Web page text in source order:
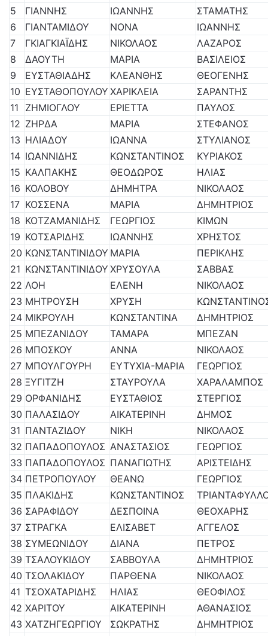
5
ΓΙΑΝΝΗΣ ΙΩΑΝΝΗΣ
ΣΤΑΜΑΤΗΣ
6
ΓΙΑΝΤΑΜΙΔΟΥ ΝΟΝΑ
ΙΩΑΝΝΗΣ
7
ΓΚΙΑΓΚΙΑΪΔΗΣ ΝΙΚΟΛΑΟΣ
ΛΑΖΑΡΟΣ
8
ΔΑΟΥΤΗ ΜΑΡΙΑ
ΒΑΣΙΛΕΙΟΣ
9
ΕΥΣΤΑΘΙΑΔΗΣ ΚΛΕΑΝΘΗΣ
ΘΕΟΓΕΝΗΣ
10 ΕΥΣΤΑΘΟΠΟΥΛΟΥ ΧΑΡΙΚΛΕΙΑ
ΣΑΡΑΝΤΗΣ
11
ΖΗΜΙΟΓΛΟΥ ΕΡΙΕΤΤΑ
ΠΑΥΛΟΣ
12 ΖΗΡΔΑ ΜΑΡΙΑ
ΣΤΕΦΑΝΟΣ
13 ΗΛΙΑΔΟΥ ΙΩΑΝΝΑ
ΣΤΥΛΙΑΝΟΣ
14 ΙΩΑΝΝΙΔΗΣ ΚΩΝΣΤΑΝΤΙΝΟΣ
ΚΥΡΙΑΚΟΣ
15 ΚΑΛΠΑΚΗΣ ΘΕΟΔΩΡΟΣ
ΗΛΙΑΣ
16 ΚΟΛΟΒΟΥ ΔΗΜΗΤΡΑ
ΝΙΚΟΛΑΟΣ
17 ΚΟΣΣΕΝΑ ΜΑΡΙΑ
ΔΗΜΗΤΡΙΟΣ
18 ΚΟΤΖΑΜΑΝΙΔΗΣ ΓΕΩΡΓΙΟΣ
ΚΙΜΩΝ
19 ΚΟΤΣΑΡΙΔΗΣ ΙΩΑΝΝΗΣ
ΧΡΗΣΤΟΣ
20 ΚΩΝΣΤΑΝΤΙΝΙΔΟΥ ΜΑΡΙΑ
ΠΕΡΙΚΛΗΣ
21 ΚΩΝΣΤΑΝΤΙΝΙΔΟΥ ΧΡΥΣΟΥΛΑ
ΣΑΒΒΑΣ
22 ΛΟΗ ΕΛΕΝΗ
ΝΙΚΟΛΑΟΣ
23 ΜΗΤΡΟΥΣΗ ΧΡΥΣΗ
24 ΜΙΚΡΟΥΛΗ ΚΩΝΣΤΑΝΤΙΝΑ
ΔΗΜΗΤΡΙΟΣ
25 ΜΠΕΖΑΝΙΔΟΥ ΤΑΜΑΡΑ
ΜΠΕΖΑΝ
26 ΜΠΟΣΚΟΥ ΑΝΝΑ
ΝΙΚΟΛΑΟΣ
27 ΜΠΟΥΛΓΟΥΡΗ ΕΥΤΥΧΙΑ-ΜΑΡΙΑ
ΓΕΩΡΓΙΟΣ
28 ΞΥΓΙΤΖΗ ΣΤΑΥΡΟΥΛΑ
ΧΑΡΑΛΑΜΠΟΣ
29 ΟΡΦΑΝΙΔΗΣ ΕΥΣΤΑΘΙΟΣ
ΣΤΕΡΓΙΟΣ
30 ΠΑΛΑΣΙΔΟΥ ΑΙΚΑΤΕΡΙΝΗ
ΔΗΜΟΣ
31 ΠΑΝΤΑΖΙΔΟΥ ΝΙΚΗ
ΝΙΚΟΛΑΟΣ
32 ΠΑΠΑΔΟΠΟΥΛΟΣ ΑΝΑΣΤΑΣΙΟΣ
ΓΕΩΡΓΙΟΣ
33 ΠΑΠΑΔΟΠΟΥΛΟΣ ΠΑΝΑΓΙΩΤΗΣ
ΑΡΙΣΤΕΙΔΗΣ
34 ΠΕΤΡΟΠΟΥΛΟΥ ΘΕΑΝΩ
ΓΕΩΡΓΙΟΣ
35 ΠΛΑΚΙΔΗΣ ΚΩΝΣΤΑΝΤΙΝΟΣ
36 ΣΑΡΑΦΙΔΟΥ ΔΕΣΠΟΙΝΑ
ΘΕΟΧΑΡΗΣ
37 ΣΤΡΑΓΚΑ ΕΛΙΣΑΒΕΤ
ΑΓΓΕΛΟΣ
38 ΣΥΜΕΩΝΙΔΟΥ ΔΙΑΝΑ
ΠΕΤΡΟΣ
39 ΤΣΑΛΟΥΚΙΔΟΥ ΣΑΒΒΟΥΛΑ
ΔΗΜΗΤΡΙΟΣ
40 ΤΣΟΛΑΚΙΔΟΥ ΠΑΡΘΕΝΑ
ΝΙΚΟΛΑΟΣ
41 ΤΣΟΧΑΤΑΡΙΔΗΣ ΗΛΙΑΣ
ΘΕΟΦΙΛΟΣ
42 ΧΑΡΙΤΟΥ ΑΙΚΑΤΕΡΙΝΗ
ΑΘΑΝΑΣΙΟΣ
43 ΧΑΤΖΗΓΕΩΡΓΙΟΥ ΣΩΚΡΑΤΗΣ
ΔΗΜΗΤΡΙΟΣ